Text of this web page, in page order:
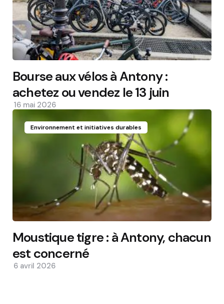
Bourse aux vélos à Antony :
achetez ou vendez le 13 juin
16 mai 2026
Environnement et initiatives durables
Moustique tigre : à Antony, chacun
est concerné
6 avril 2026